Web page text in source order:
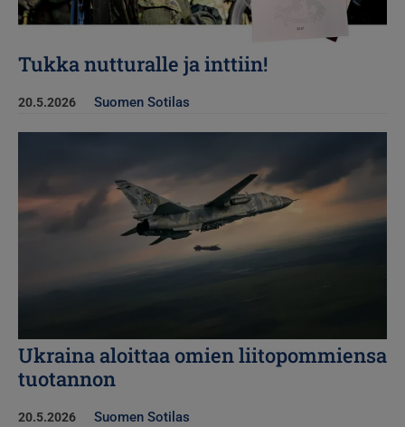
Tukka nutturalle ja inttiin!
20.5.2026 Suomen Sotilas
Ukraina aloittaa omien liitopommiensa
tuotannon
20.5.2026 Suomen Sotilas